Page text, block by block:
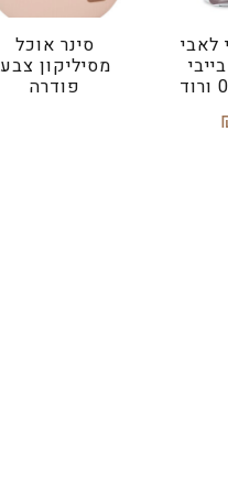
לאבי סינר אוכל
מסיליקון צבע
פודרה